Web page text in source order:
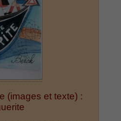
(images et texte) :